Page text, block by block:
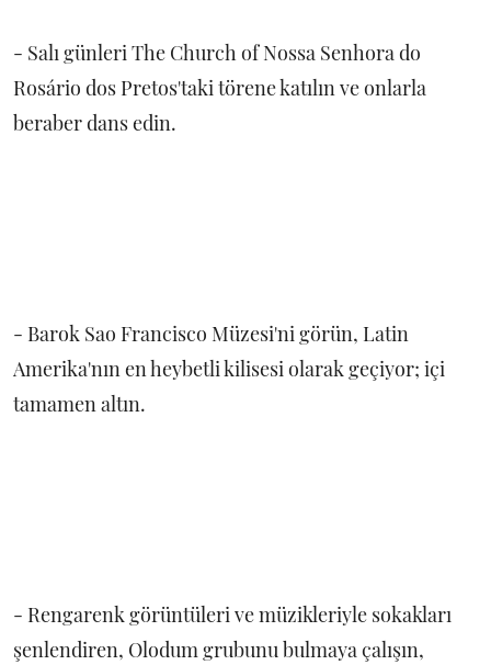
- Salı günleri The Church of Nossa Senhora do
Rosário dos Pretos'taki törene katılın ve onlarla
beraber dans edin.
- Barok Sao Francisco Müzesi'ni görün, Latin
Amerika'nın en heybetli kilisesi olarak geçiyor; içi
tamamen altın.
- Rengarenk görüntüleri ve müzikleriyle sokakları
şenlendiren, Olodum grubunu bulmaya çalışın,